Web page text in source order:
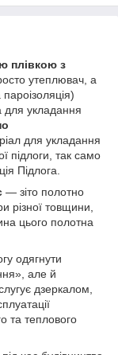
плівкою з
утеплювач, а
для укладання
для укладання
підлоги, так само
Підлога.
— зіто полотно
різної товщини,
цього полотна
одягнути
але й
дзеркалом,
та теплового